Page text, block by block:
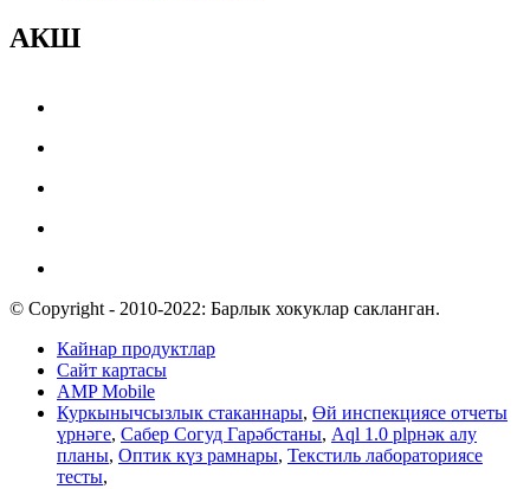
АКШ
© Copyright - 2010-2022: Барлык хокуклар сакланган.
Кайнар продуктлар
Сайт картасы
AMP Mobile
Куркынычсызлык стаканнары, Өй инспекциясе отчеты
үрнәге, Сабер Согуд Гарәбстаны, Aql 1.0 plрнәк алу
планы, Оптик күз рамнары, Текстиль лабораториясе
тесты,